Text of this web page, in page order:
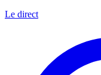
Le direct